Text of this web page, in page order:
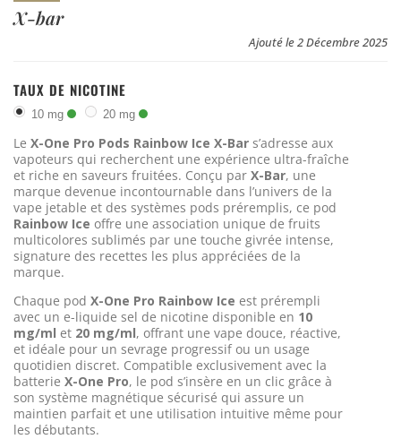
X-bar
Ajouté le 2 Décembre 2025
TAUX DE NICOTINE
10 mg 20 mg
Le X-One Pro Pods Rainbow Ice X-Bar s’adresse aux
vapoteurs qui recherchent une expérience ultra-fraîche
et riche en saveurs fruitées. Conçu par X-Bar, une
marque devenue incontournable dans l’univers de la
vape jetable et des systèmes pods préremplis, ce pod
Rainbow Ice offre une association unique de fruits
multicolores sublimés par une touche givrée intense,
signature des recettes les plus appréciées de la
marque.
Chaque pod X-One Pro Rainbow Ice est prérempli
avec un e-liquide sel de nicotine disponible en 10
mg/ml et 20 mg/ml, offrant une vape douce, réactive,
et idéale pour un sevrage progressif ou un usage
quotidien discret. Compatible exclusivement avec la
batterie X-One Pro, le pod s’insère en un clic grâce à
son système magnétique sécurisé qui assure un
maintien parfait et une utilisation intuitive même pour
les débutants.